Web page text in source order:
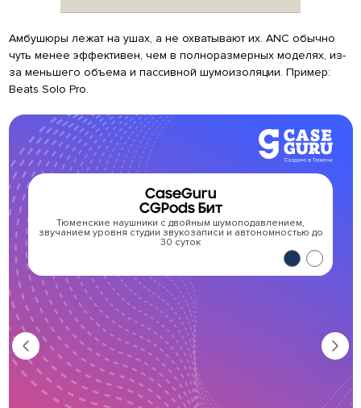
Амбушюры лежат на ушах, а не охватывают их. ANC обычно
чуть менее эффективен, чем в полноразмерных моделях, из-
за меньшего объема и пассивной шумоизоляции. Пример:
Beats Solo Pro.
CaseGuru
CGPods Бит
Тюменские наушники с двойным шумоподавлением,
звучанием уровня студии звукозаписи и автономностью до
30 суток